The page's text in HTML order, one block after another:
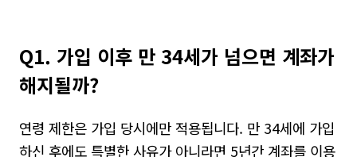
Q1. 가입 이후 만 34세가 넘으면 계좌가
해지될까?
연령 제한은 가입 당시에만 적용됩니다. 만 34세에 가입
하신 후에도 특별한 사유가 아니라면 5년간 계좌를 이용